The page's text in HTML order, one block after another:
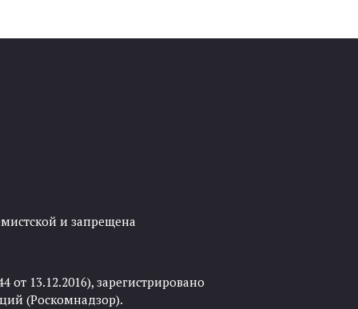
и запрещена
13.12.2016), зарегистрировано
(Роскомнадзор).